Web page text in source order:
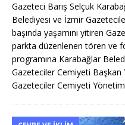
Gazeteci Barış Selçuk
Belediyesi ve İzmir
başında yaşamını yitiren
parkta düzenlenen tören ve
programına Karabağlar
Gazeteciler Cemiyeti Başkan
Gazeteciler Cemiyeti